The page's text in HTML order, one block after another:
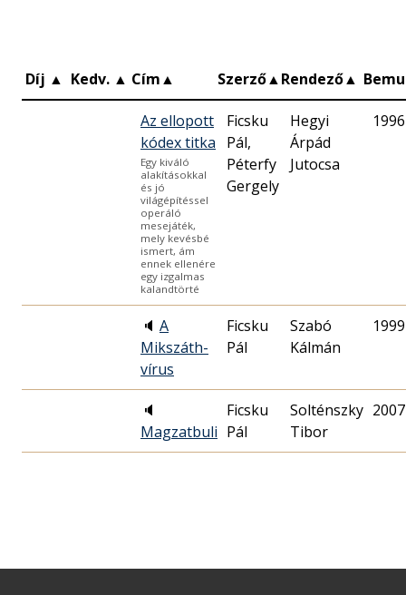
Díj ▲ Kedv. ▲ Cím▲ Szerző▲Rendező▲
Az ellopott
kódex titka
Egy kiváló
alakításokkal
és jó
világépítéssel
operáló
mesejáték,
mely kevésbé
ismert, ám
ennek ellenére
egy izgalmas
kalandtörté
Ficsku
Pál,
Péterfy
Gergely
Hegyi
Árpád
Jutocsa
🔈 A
Mikszáth-
vírus
Ficsku
Pál
Szabó
Kálmán
🔈
Magzatbuli
Ficsku
Pál
Solténszky
Tibor